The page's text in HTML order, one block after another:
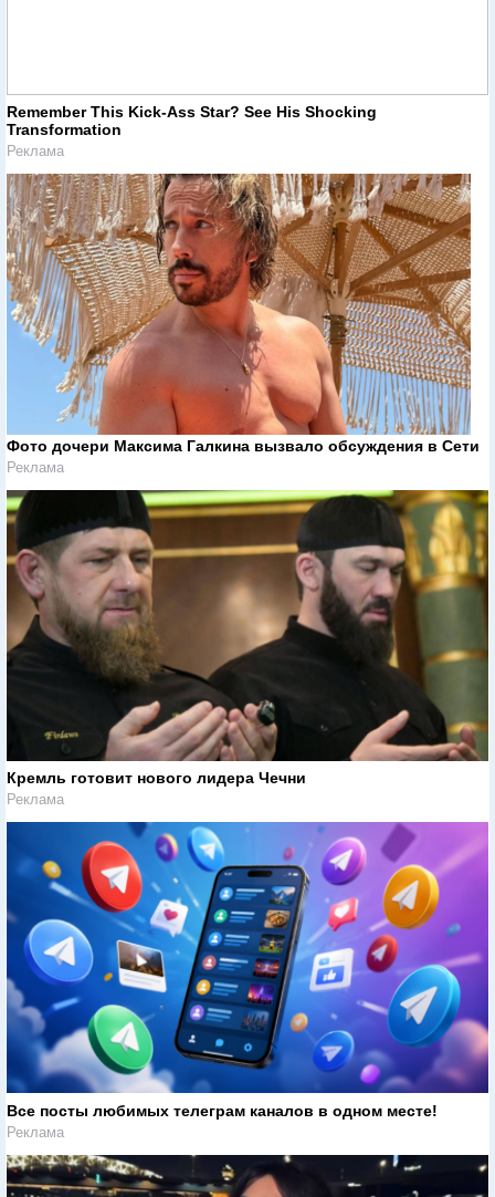
Remember This Kick-Ass Star? See His Shocking
Transformation
Реклама
Фото дочери Максима Галкина вызвало обсуждения в Сети
Реклама
Кремль готовит нового лидера Чечни
Реклама
Все посты любимых телеграм каналов в одном месте!
Реклама